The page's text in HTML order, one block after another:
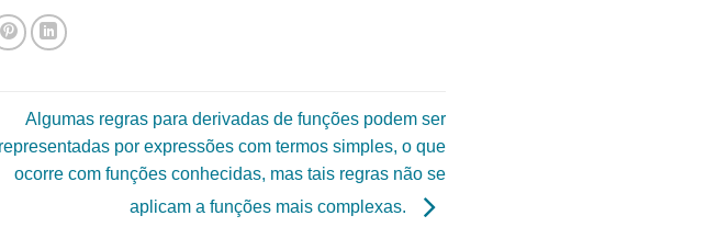
Algumas regras para derivadas de funções podem ser
representadas por expressões com termos simples, o que
ocorre com funções conhecidas, mas tais regras não se
aplicam a funções mais complexas.